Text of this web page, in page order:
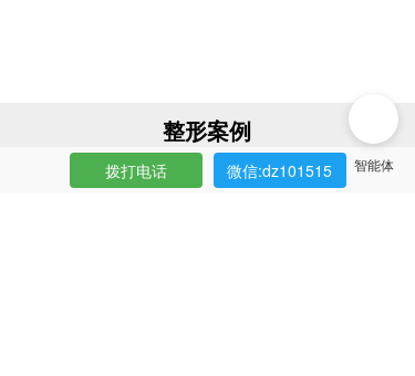
整形案例
Case Presentation
拨打电话 微信:dz101515